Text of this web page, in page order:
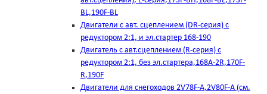
BL,190F-BL
Двигатели с авт. сцеплением (DR-серия) с
редуктором 2:1, и эл.стартер 168-190
Двигатель с авт.сцеплением (R-серия) с
редуктором 2:1, без эл.стартера,168А-2R,170F-
R,190F
Двигатели для снегоходов 2V78F-A,2V80F-A (см.